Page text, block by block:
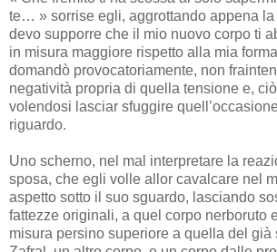
te… » sorrise egli, aggrottando appena
devo supporre che il mio nuovo corpo ti
in misura maggiore rispetto alla mia
domandò provocatoriamente, non
negatività propria di quella tensione e,
volendosi lasciar sfuggire
riguardo.
Uno scherno, nel mal interpretare la
sposa, che egli volle allor cavalcare nel
aspetto sotto il suo sguardo, lasciando
fattezze originali, a quel corpo nerboruto
misura persino superiore a quella del già